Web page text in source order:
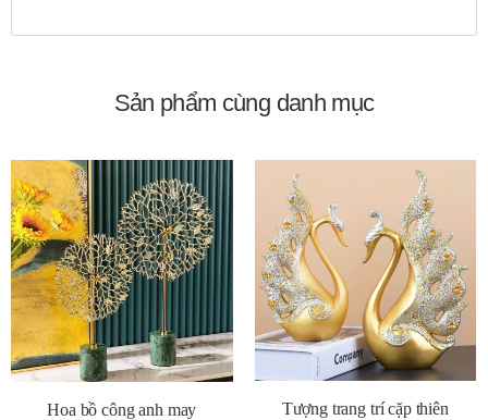
Sản phẩm cùng danh mục
Hoa bồ công anh may
Tượng trang trí cặp thiên